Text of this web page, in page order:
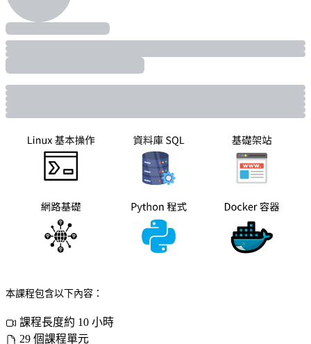
本課程包含以下內容：
課程長度約 10 小時
29 個課程單元